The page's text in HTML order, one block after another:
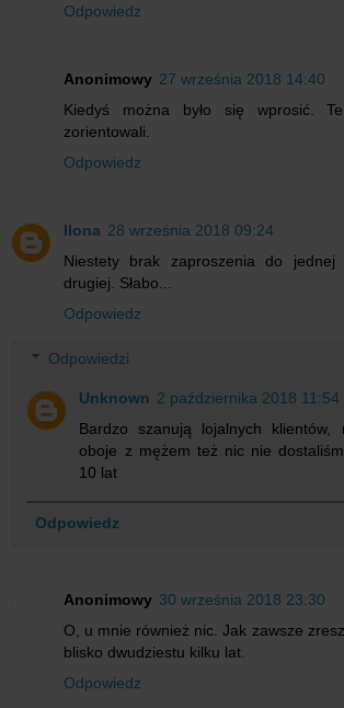
Odpowiedz
Anonimowy 27 września 2018 14:40
Kiedyś można było się wprosić.
zorientowali.
Odpowiedz
Ilona 28 września 2018 09:24
Niestety brak zaproszenia do
drugiej. Słabo...
Odpowiedz
Odpowiedzi
Unknown 2 października 2018 11:54
Bardzo szanują lojalnych
oboje z mężem też nic nie
10 lat
Odpowiedz
Anonimowy 30 września 2018 23:30
O, u mnie również nic. Jak zawsze
blisko dwudziestu kilku lat.
Odpowiedz